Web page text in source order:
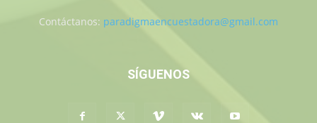
Contáctanos: paradigmaencuestadora@gmail.com
SÍGUENOS